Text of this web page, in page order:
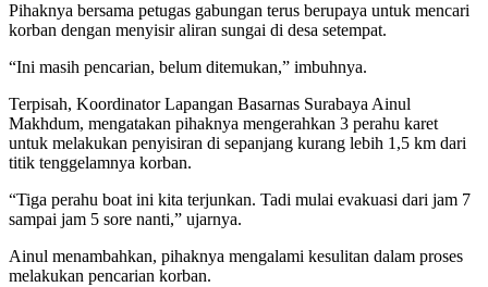
Pihaknya bersama petugas gabungan terus berupaya untuk mencari
korban dengan menyisir aliran sungai di desa setempat.
“Ini masih pencarian, belum ditemukan,” imbuhnya.
Terpisah, Koordinator Lapangan Basarnas Surabaya Ainul
Makhdum, mengatakan pihaknya mengerahkan 3 perahu karet
untuk melakukan penyisiran di sepanjang kurang lebih 1,5 km dari
titik tenggelamnya korban.
“Tiga perahu boat ini kita terjunkan. Tadi mulai evakuasi dari jam 7
sampai jam 5 sore nanti,” ujarnya.
Ainul menambahkan, pihaknya mengalami kesulitan dalam proses
melakukan pencarian korban.